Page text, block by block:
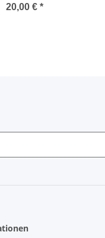
Packung
20,00 € *